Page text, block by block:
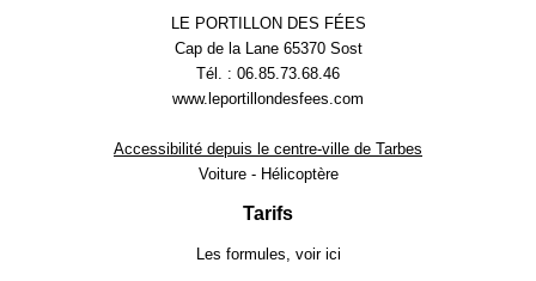
LE PORTILLON DES FÉES
Cap de la Lane 65370 Sost
Tél. : 06.85.73.68.46
www.leportillondesfees.com
Accessibilité depuis le centre-ville de Tarbes
Voiture - Hélicoptère
Tarifs
Les formules, voir ici